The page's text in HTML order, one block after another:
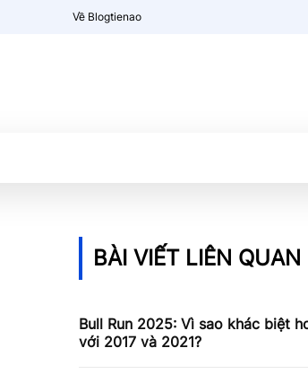
Về Blogtienao
BÀI VIẾT LIÊN QUAN
Bull Run 2025: Vì sao khác biệt
với 2017 và 2021?